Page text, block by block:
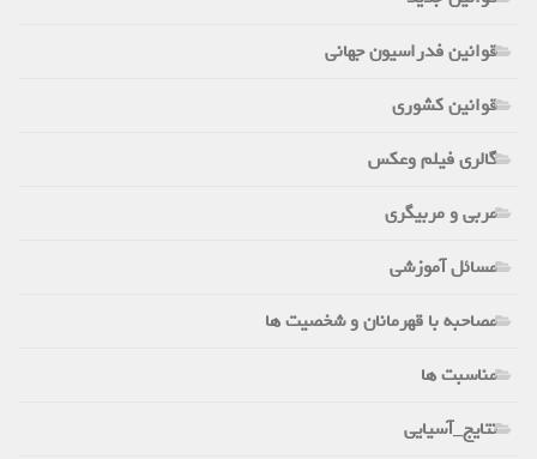
قوانین فدراسیون جهانی
قوانین کشوری
گالری فیلم وعکس
مربی و مربیگری
مسائل آموزشی
مصاحبه با قهرمانان و شخصیت ها
مناسبت ها
نتایج_آسیایی